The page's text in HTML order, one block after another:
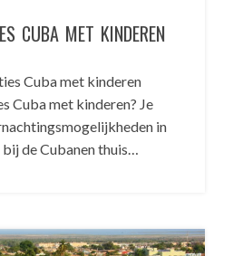
CUBA MET KINDEREN
Cuba met kinderen
Cuba met kinderen? Je
in
bij de Cubanen thuis…